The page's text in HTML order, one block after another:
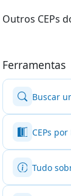
Outros CEPs
Ferramentas
Buscar
CEPs
Tudo